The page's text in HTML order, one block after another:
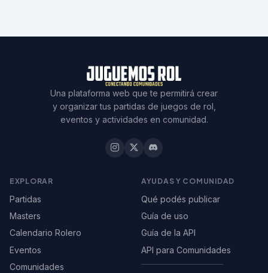
Una plataforma web que te permitirá crear
y organizar tus partidas de juegos de rol,
eventos y actividades en comunidad.
EXPLORAR
Partidas
Masters
Calendario Rolero
Eventos
Comunidades
AYUDAS Y COMUNIDAD
Qué podés publicar
Guía de uso
Guía de la API
API para Comunidades